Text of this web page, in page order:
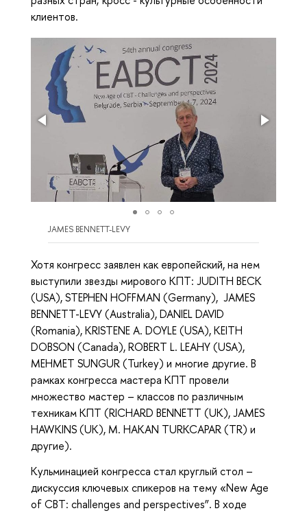
клиентов.
JAMES BENNETT-LEVY
Хотя конгресс заявлен как европейский, на нем
выступили звезды мирового КПТ: JUDITH BECK
(USA), STEPHEN HOFFMAN (Germany), JAMES
BENNETT-LEVY (Australia), DANIEL DAVID
(Romania), KRISTENE A. DOYLE (USA), KEITH
DOBSON (Canada), ROBERT L. LEAHY (USA),
MEHMET SUNGUR (Turkey) и многие другие. В
рамках конгресса мастера КПТ провели
множество мастер – классов по различным
техникам КПТ (RICHARD BENNETT (UK), JAMES
HAWKINS (UK), M. HAKAN TURKCAPAR (TR) и
другие).
Кульминацией конгресса стал круглый стол –
дискуссия ключевых спикеров на тему «New Age
of CBT: challenges and perspectives”. В ходе